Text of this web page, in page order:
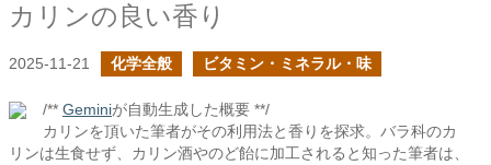
カリンの良い香り
2025-11-21 化学全般 ビタミン・ミネラル・味
/** Geminiが自動生成した概要 **/
カリンを頂いた筆者がその利用法と香りを探求。バラ科のカ
リンは生食せず、カリン酒やのど飴に加工されると知った筆者は、